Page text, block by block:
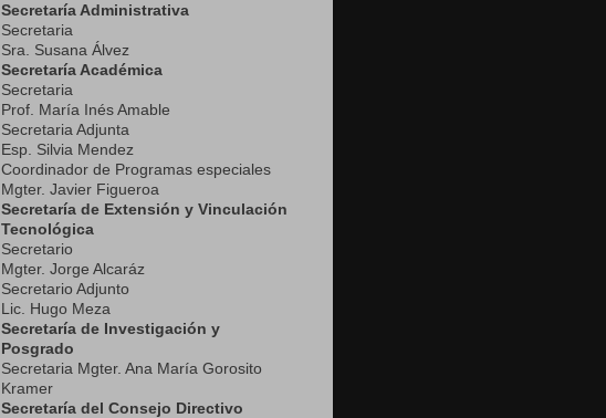
Secretaría Administrativa
Secretaria
Sra. Susana Álvez
Secretaría Académica
Secretaria
Prof. María Inés Amable
Secretaria Adjunta
Esp. Silvia Mendez
Coordinador de Programas especiales
Mgter. Javier Figueroa
Secretaría de Extensión y Vinculación
Tecnológica
Secretario
Mgter. Jorge Alcaráz
Secretario Adjunto
Lic. Hugo Meza
Secretaría de Investigación y
Posgrado
Secretaria Mgter. Ana María Gorosito
Kramer
Secretaría del Consejo Directivo